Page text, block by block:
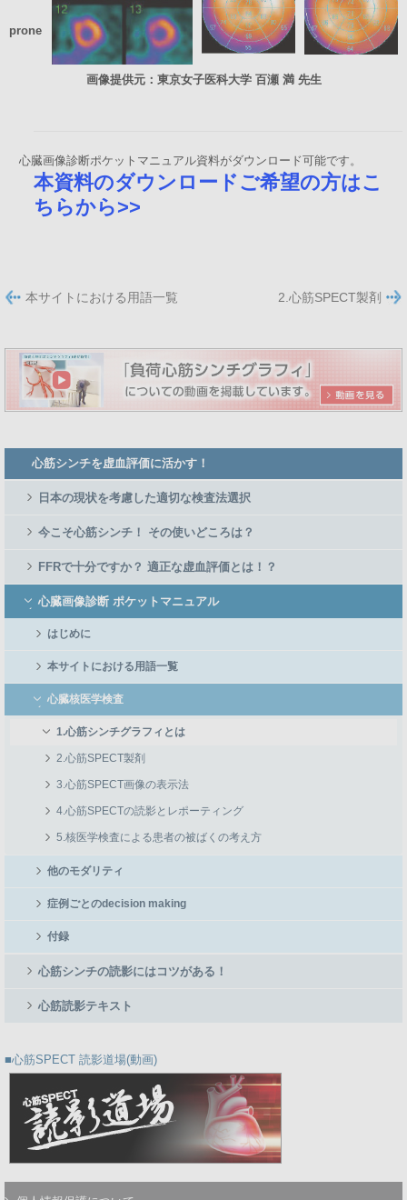
prone
画像提供元：東京女子医科大学 百瀬 満 先生
心臓画像診断ポケットマニュアル資料がダウンロード可能です。
本資料のダウンロードご希望の方はこ
ちらから>>
本サイトにおける用語一覧 2.心筋SPECT製剤
Member
Menu
心筋シンチを虚血評価に活かす！
日本の現状を考慮した適切な検査法選択
今こそ心筋シンチ！ その使いどころは？
FFRで十分ですか？ 適正な虚血評価とは！？
心臓画像診断 ポケットマニュアル
はじめに
本サイトにおける用語一覧
心臓核医学検査
1.心筋シンチグラフィとは
2.心筋SPECT製剤
3.心筋SPECT画像の表示法
4.心筋SPECTの読影とレポーティング
5.核医学検査による患者の被ばくの考え方
他のモダリティ
症例ごとのdecision making
付録
心筋シンチの読影にはコツがある！
心筋読影テキスト
心筋SPECT 読影道場(動画)